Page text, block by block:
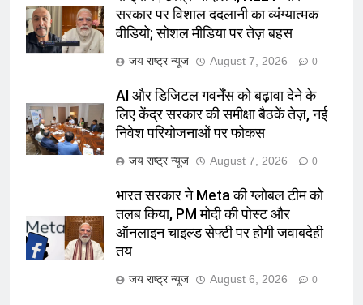
सरकार पर विशाल ददलानी का व्यंग्यात्मक
वीडियो; सोशल मीडिया पर तेज़ बहस
जय राष्ट्र न्यूज August 7, 2026 0
AI और डिजिटल गवर्नेंस को बढ़ावा देने के
लिए केंद्र सरकार की समीक्षा बैठकें तेज़, नई
निवेश परियोजनाओं पर फोकस
जय राष्ट्र न्यूज August 7, 2026 0
भारत सरकार ने Meta की ग्लोबल टीम को
तलब किया, PM मोदी की पोस्ट और
ऑनलाइन चाइल्ड सेफ्टी पर होगी जवाबदेही
तय
जय राष्ट्र न्यूज August 6, 2026 0